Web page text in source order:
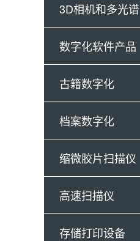
3D相机和多光谱
数字化软件产品
古籍数字化
档案数字化
缩微胶片扫描仪
高速扫描仪
存储打印设备